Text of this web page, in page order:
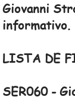
Giovanni
informativo.
LISTA DE
SER060 -